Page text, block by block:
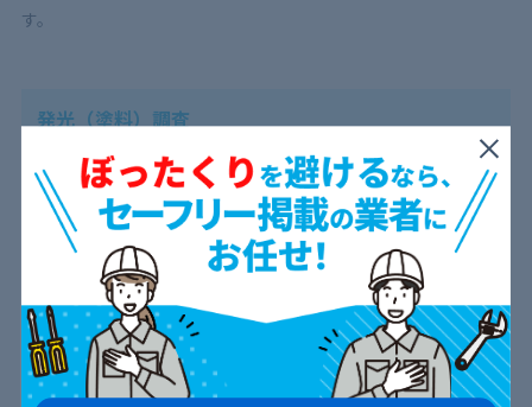
す。
発光（塗料）調査
費用相場は5〜25万円です。発光塗料を混ぜた水を流し込み、ブ
ラックライトで照射し浸入経路を探る方法です。
複数の塗料を使い分けることで、同時に複数の雨漏り箇所を識別
室内に塗料が残らないため、生活に支障が少ない点も
評価されています。